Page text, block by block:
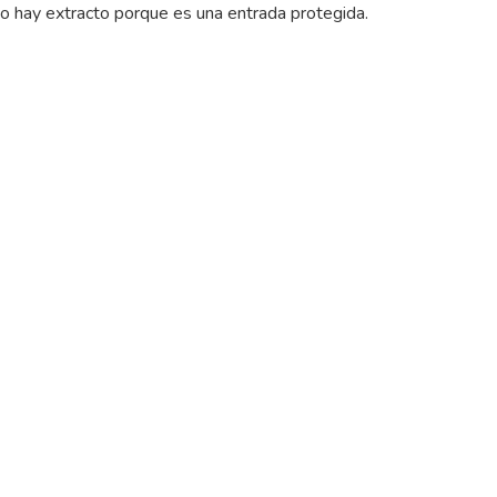
hay extracto porque es una entrada protegida.